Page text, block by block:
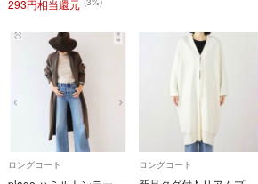
293円相当還元
ロングコート ロングコート